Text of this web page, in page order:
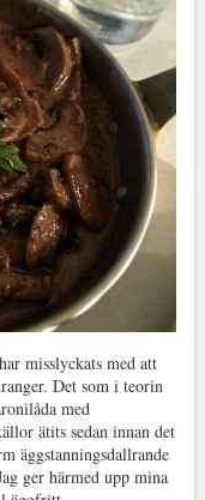
misslyckats med att
Det som i teorin
med
ätits sedan innan det
äggstanningsdallrande
ger härmed upp mina